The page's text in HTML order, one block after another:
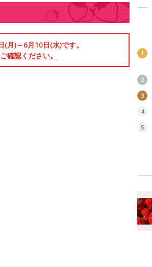
)～6月10日(水)です。
確認ください。
1
2
3
4
5